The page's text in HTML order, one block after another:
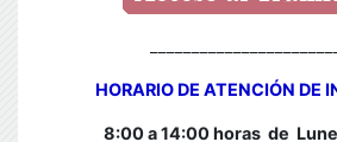
HORARIO DE ATENCIÓN DE
8:00 a 14:00 horas de